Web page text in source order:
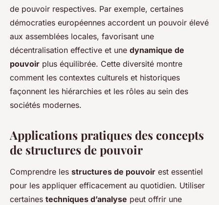
de pouvoir respectives. Par exemple, certaines
démocraties européennes accordent un pouvoir élevé
aux assemblées locales, favorisant une
décentralisation effective et une dynamique de
pouvoir plus équilibrée. Cette diversité montre
comment les contextes culturels et historiques
façonnent les hiérarchies et les rôles au sein des
sociétés modernes.
Applications pratiques des concepts
de structures de pouvoir
Comprendre les structures de pouvoir est essentiel
pour les appliquer efficacement au quotidien. Utiliser
certaines techniques d’analyse peut offrir une